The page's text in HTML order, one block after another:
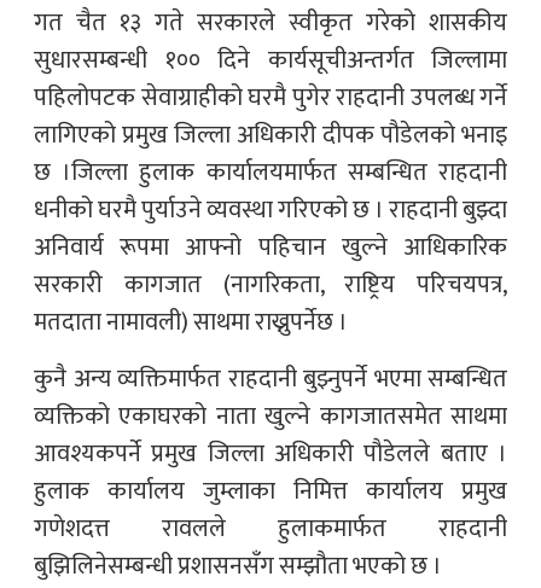
गत चैत १३ गते सरकारले स्वीकृत गरेको शासकीय
सुधारसम्बन्धी १०० दिने कार्यसूचीअन्तर्गत जिल्लामा
पहिलोपटक सेवाग्राहीको घरमै पुगेर राहदानी उपलब्ध गर्ने
लागिएको प्रमुख जिल्ला अधिकारी दीपक पौडेलको भनाइ
छ ।जिल्ला हुलाक कार्यालयमार्फत सम्बन्धित राहदानी
धनीको घरमै पुर्याउने व्यवस्था गरिएको छ । राहदानी बुझ्दा
अनिवार्य रूपमा आफ्नो पहिचान खुल्ने आधिकारिक
सरकारी कागजात (नागरिकता, राष्ट्रिय परिचयपत्र,
मतदाता नामावली) साथमा राख्नुपर्नेछ ।
कुनै अन्य व्यक्तिमार्फत राहदानी बुझ्नुपर्ने भएमा सम्बन्धित
व्यक्तिको एकाघरको नाता खुल्ने कागजातसमेत साथमा
आवश्यकपर्ने प्रमुख जिल्ला अधिकारी पौडेलले बताए ।
हुलाक कार्यालय जुम्लाका निमित्त कार्यालय प्रमुख
गणेशदत्त रावलले हुलाकमार्फत राहदानी
बुझिलिनेसम्बन्धी प्रशासनसँग सम्झौता भएको छ ।